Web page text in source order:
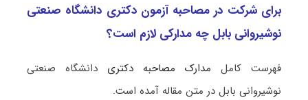
برای شرکت در مصاحبه آزمون دکتری دانشگاه صنعتی
نوشیروانی بابل چه مدارکی لازم است؟
فهرست کامل مدارک مصاحبه دکتری دانشگاه صنعتی
نوشیروانی بابل در متن مقاله آمده است.